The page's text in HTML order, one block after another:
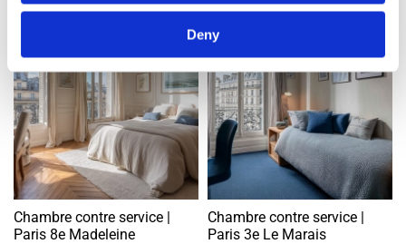
Deny
Offre
Logement contre service
Chambre contre service |
Paris 8e Madeleine
Offre
Logement contre service
Chambre contre service |
Paris 3e Le Marais